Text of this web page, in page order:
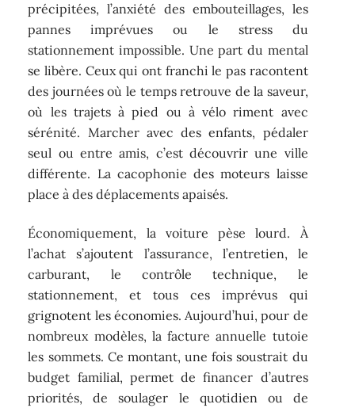
précipitées, l’anxiété des embouteillages, les
pannes imprévues ou le stress du
stationnement impossible. Une part du mental
se libère. Ceux qui ont franchi le pas racontent
des journées où le temps retrouve de la saveur,
où les trajets à pied ou à vélo riment avec
sérénité. Marcher avec des enfants, pédaler
seul ou entre amis, c’est découvrir une ville
différente. La cacophonie des moteurs laisse
place à des déplacements apaisés.
Économiquement, la voiture pèse lourd. À
l’achat s’ajoutent l’assurance, l’entretien, le
carburant, le contrôle technique, le
stationnement, et tous ces imprévus qui
grignotent les économies. Aujourd’hui, pour de
nombreux modèles, la facture annuelle tutoie
les sommets. Ce montant, une fois soustrait du
budget familial, permet de financer d’autres
priorités, de soulager le quotidien ou de